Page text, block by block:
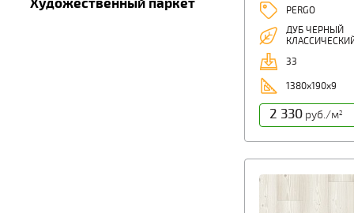
Художественный паркет
PERGO
ДУБ ЧЕРНЫЙ
33
1380х190х9
2 330руб./м2